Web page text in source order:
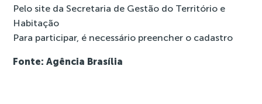
Pelo site da Secretaria de Gestão do Território e
Habitação
Para participar, é necessário preencher o cadastro
Fonte: Agência Brasília